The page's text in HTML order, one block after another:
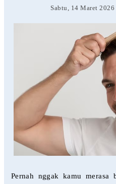
Sabtu, 14 Maret 2026
Pernah nggak kamu